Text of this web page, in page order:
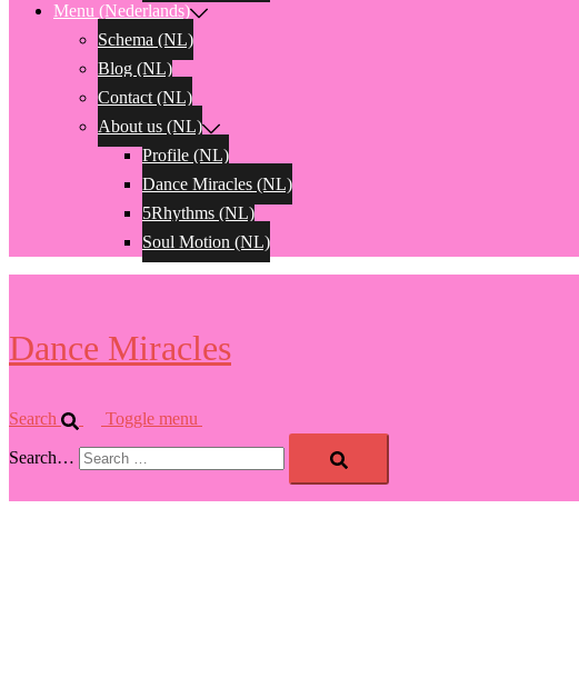
Menu (Nederlands)
Schema (NL)
Blog (NL)
Contact (NL)
About us (NL)
Profile (NL)
Dance Miracles (NL)
5Rhythms (NL)
Soul Motion (NL)
Dance Miracles
Search Toggle menu
Search…